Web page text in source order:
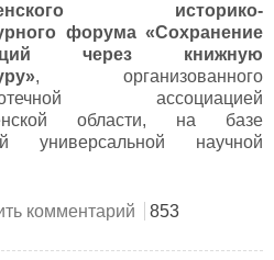
историко-
форума «Сохранение
через книжную
, организованного
ассоциацией
области, на базе
универсальной научной
конкурса
комментарий
853